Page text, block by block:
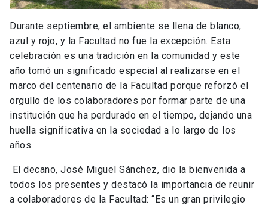
Durante septiembre, el ambiente se llena de blanco,
azul y rojo, y la Facultad no fue la excepción. Esta
celebración es una tradición en la comunidad y este
año tomó un significado especial al realizarse en el
marco del centenario de la Facultad porque reforzó el
orgullo de los colaboradores por formar parte de una
institución que ha perdurado en el tiempo, dejando una
huella significativa en la sociedad a lo largo de los
años.
El decano, José Miguel Sánchez, dio la bienvenida a
todos los presentes y destacó la importancia de reunir
a colaboradores de la Facultad: “Es un gran privilegio